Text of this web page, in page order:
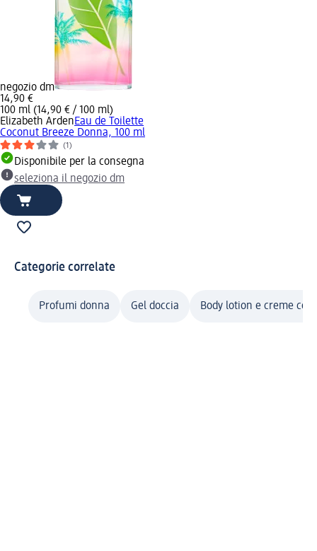
negozio dm
14,90 €
100 ml (14,90 € / 100 ml)
Elizabeth ArdenEau de Toilette
Coconut Breeze Donna, 100 ml
(1)
Disponibile per la consegna
seleziona il negozio dm
Categorie correlate
Profumi donna Gel doccia Body lotion e creme